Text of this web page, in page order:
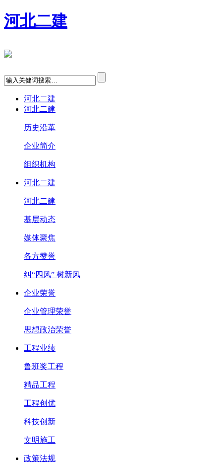
河北二建
河北二建
河北二建
历史沿革
企业简介
组织机构
河北二建
河北二建
基层动态
媒体聚焦
各方赞誉
纠“四风” 树新风
企业荣誉
企业管理荣誉
思想政治荣誉
工程业绩
鲁班奖工程
精品工程
工程创优
科技创新
文明施工
政策法规